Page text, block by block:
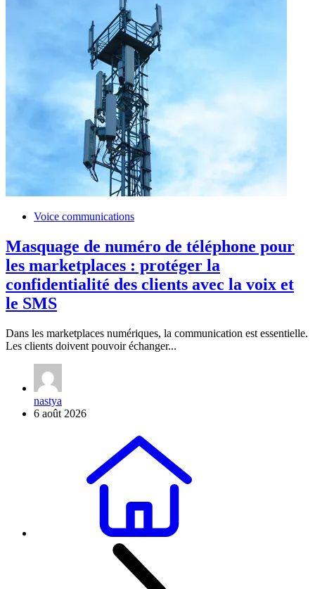
Voice communications
Masquage de numéro de téléphone pour
les marketplaces : protéger la
confidentialité des clients avec la voix et
le SMS
Dans les marketplaces numériques, la communication est essentielle.
Les clients doivent pouvoir échanger...
nastya
6 août 2026